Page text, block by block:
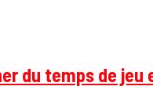
du temps de jeu